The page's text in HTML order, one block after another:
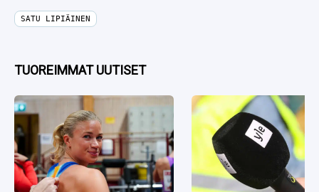
SATU LIPIÄINEN
TUOREIMMAT UUTISET